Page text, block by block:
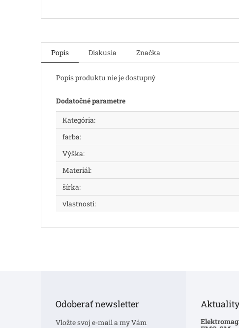
Popis Diskusia Značka
Popis produktu nie je dostupný
Dodatočné parametre
Kategória:
farba:
Výška:
Materiál:
šírka:
vlastnosti:
Odoberať newsletter
Vložte svoj e-mail a my Vám
Aktuality